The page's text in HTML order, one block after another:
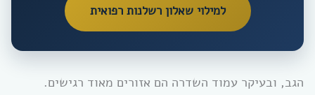
למילוי שאלון רשלנות רפואית
הגב, ובעיקר עמוד השדרה הם אזורים מאוד רגישים.